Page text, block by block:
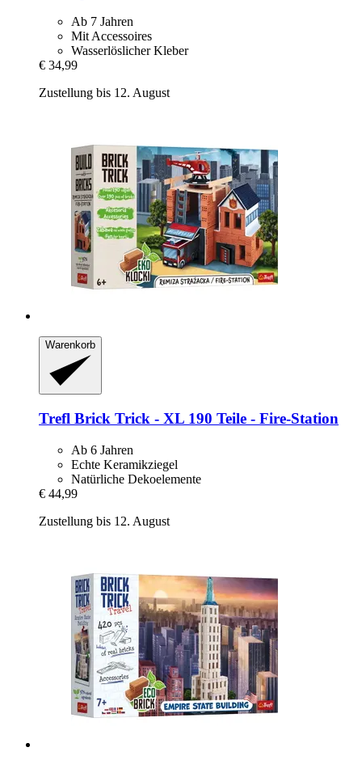
Ab 7 Jahren
Mit Accessoires
Wasserlöslicher Kleber
€ 34,99
Zustellung bis 12. August
Warenkorb
Trefl Brick Trick -​ XL 190 Teile -​ Fire-​Station
Ab 6 Jahren
Echte Keramikziegel
Natürliche Dekoelemente
€ 44,99
Zustellung bis 12. August